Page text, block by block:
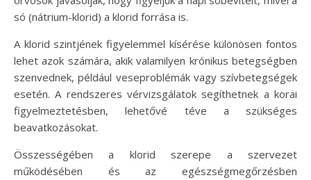
só (nátrium-klorid) a klorid forrása is.
A klorid szintjének figyelemmel kísérése különösen fontos
lehet azok számára, akik valamilyen krónikus betegségben
szenvednek, például veseproblémák vagy szívbetegségek
esetén. A rendszeres vérvizsgálatok segíthetnek a korai
figyelmeztetésben, lehetővé téve a szükséges
beavatkozásokat.
Összességében a klorid szerepe a szervezet
működésében és az egészségmegőrzésben